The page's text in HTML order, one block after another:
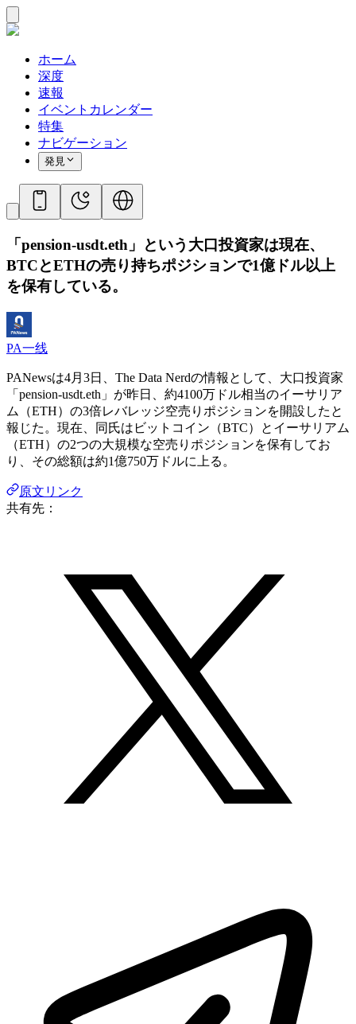
ホーム
深度
速報
イベントカレンダー
特集
ナビゲーション
発見
「pension-usdt.eth」という大口投資家は現在、
BTCとETHの売り持ちポジションで1億ドル以上
を保有している。
PA一线
PANewsは4月3日、The Data Nerdの情報として、大口投資家
「pension-usdt.eth」が昨日、約4100万ドル相当のイーサリア
ム（ETH）の3倍レバレッジ空売りポジションを開設したと
報じた。現在、同氏はビットコイン（BTC）とイーサリアム
（ETH）の2つの大規模な空売りポジションを保有してお
り、その総額は約1億750万ドルに上る。
原文リンク
共有先：